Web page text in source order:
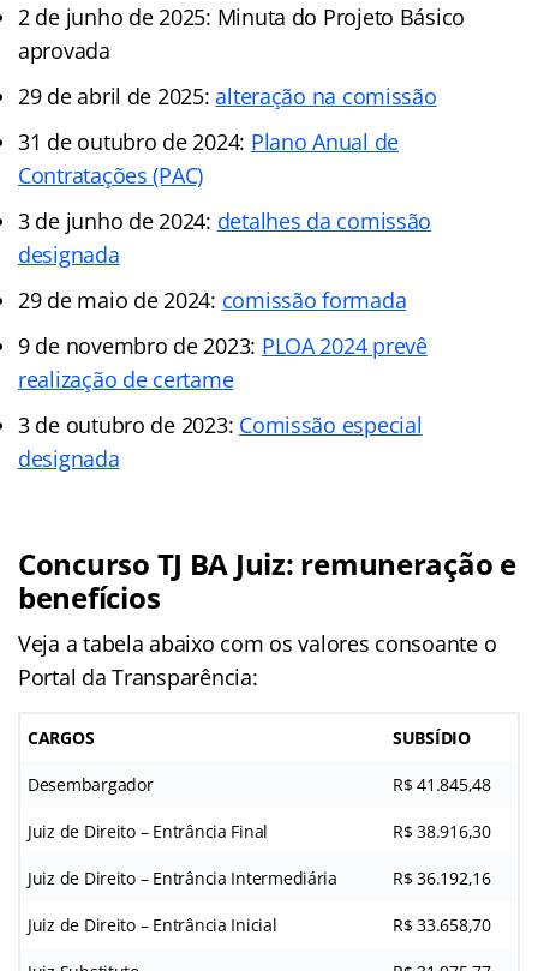
2 de junho de 2025: Minuta do Projeto Básico
aprovada
29 de abril de 2025:alteração na comissão
31 de outubro de 2024: Plano Anual de
Contratações (PAC)
3 de junho de 2024: detalhes da comissão
designada
29 de maio de 2024: comissão formada
9 de novembro de 2023: PLOA 2024 prevê
realização de certame
3 de outubro de 2023: Comissão especial
designada
Concurso TJ BA Juiz: remuneração e
benefícios
Veja a tabela abaixo com os valores consoante o
Portal da Transparência:
CARGOS SUBSÍDIO
Desembargador R$ 41.845,48
Juiz de Direito – Entrância Final R$ 38.916,30
Juiz de Direito – Entrância Intermediária R$ 36.192,16
Juiz de Direito – Entrância Inicial R$ 33.658,70